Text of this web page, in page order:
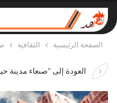
الصفحة الرئيسية الثقافية
العودة إلى "صنعاء مدينة